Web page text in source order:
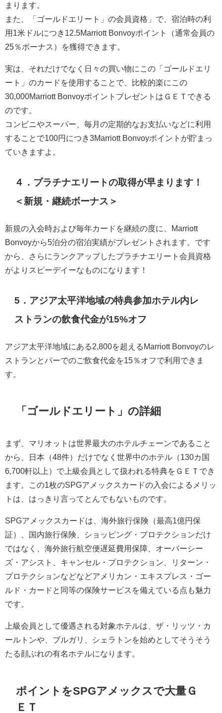
まります。
また、「ゴールドエリート」の会員資格」で、宿泊時の利
用1米ドルにつき12.5Marriott Bonvoyポイント（通常会員の
25％ボーナス）を獲得できます。
実は、それだけでなく日々の買い物にこの「ゴールドエリ
ート」のカードを使用することで、比較的楽にこの
30,000Marriott BonvoyポイントプレゼントはＧＥＴできる
のです。
コンビニやスーパー、毎月の定期的なお支払いなどに利用
することで100円につき3Marriott Bonvoyポイントが貯まっ
ていきますよ。
４．プラチナエリートの取得が早まります！
＜新規・継続ボーナス＞
新規の入会時および毎年カードを継続の度に、Marriott
Bonvoyから5泊分の宿泊実績がプレゼントされます。です
から、さらにランクアップしたプラチナエリート会員資格
がよりスピーデイーなものになります！
5．アジア太平洋地域の特典参加ホテル内レ
ストランの飲食代金が15%オフ
アジア太平洋地域にある2,800を超えるMarriott Bonvoyのレ
ストランとバーでのご飲食代金を15％オフで利用できま
す。
「ゴールドエリート」の詳細
まず、マリオットは世界最大のホテルチェーンであること
から、日本（48件）だけでなく世界中のホテル（130カ国
6,700軒以上）で上級会員として扱われる特典をＧＥＴでき
ます。この1枚のSPGアメックスカードの入会によるメリッ
トは、はっきり言ってとんでもないものです。
SPGアメックスカードは、海外旅行保険（最高1億円保
証）、国内旅行保険、ショッピング・プロテクションだけ
ではなく、海外旅行航空便遅延費用保障、オーバーシー
ズ・アシスト、キャンセル・プロテクション、リターン・
プロテクションなどなどアメリカン・エキスプレス・ゴー
ルド・カードと同等の保険サービスを備えている点も魅力
です。
上級会員として優遇される対象ホテルは、ザ・リッツ・カ
ールトンや、ブルガリ、シェラトンを始めとしてそうそう
たる顔ぶれの有名ホテルになります。
ポイントをSPGアメックスで大量Ｇ
ＥＴ